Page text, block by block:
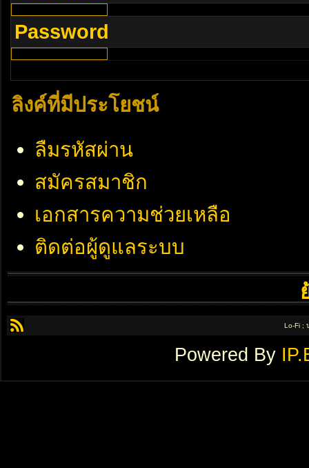
Password
ลิงค์ที่มีประโยชน์
ลืมรหัสผ่าน
สมัครสมาชิก
เอกสารความช่วยเหลือ
ติดต่อผู้ดูแลระบบ
Lo-Fi ;
Powered By